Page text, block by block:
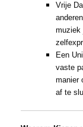
Vrije
muziek
Een
vaste
manier
af te